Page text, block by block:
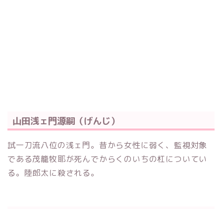
山田浅ェ門源嗣（げんじ）
試一刀流八位の浅ェ門。昔から女性に弱く、監視対象
である茂籠牧耶が死んでからくのいちの杠についてい
る。陸郎太に殺される。